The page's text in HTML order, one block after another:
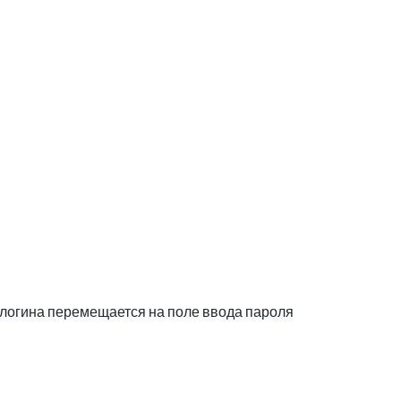
перемещается на поле ввода пароля